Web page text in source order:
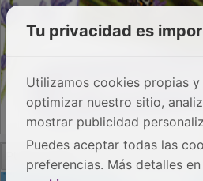
Tu privacidad es
Utilizamos cookies propias
optimizar nuestro sitio,
mostrar publicidad
Puedes aceptar todas las
preferencias. Más detalles